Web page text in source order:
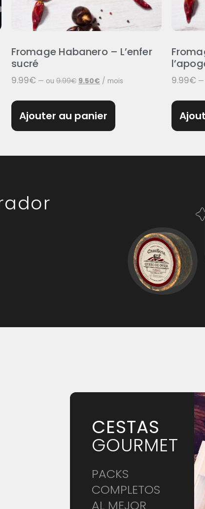
Fromage Habanero – L’enfer
sucré
9.99€ — ou 9.99€ 9.50€ / mois
Ajouter au panier
9.99€ —
CESTAS
GOURMET
PACKS
COMPLETOS
AL MEJOR